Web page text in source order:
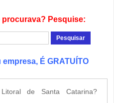
Pesquise:
É GRATUÍTO
de Santa Catarina?